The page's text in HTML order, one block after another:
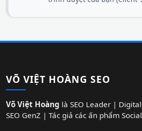
VÕ VIỆT HOÀNG SEO
Võ Việt Hoàng là SEO Leader |
SEO GenZ | Tác giả các ấn phẩm